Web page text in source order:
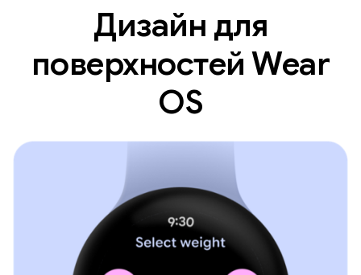
Дизайн для
поверхностей Wear
OS